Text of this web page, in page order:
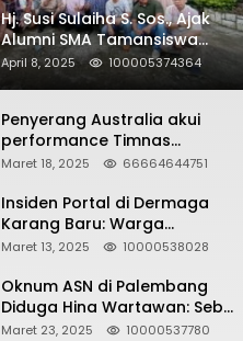
Hj. Susi Sulaiha S. Sos., Ajak
Alumni SMA Tamansiswa
Palembang Angkatan 91 Halal
Bihalal
April 8, 2025 100005374364
Penyerang Australia akui
performance Timnas
Indonesia
Maret 18, 2025 66664644751
Insiden Portal di Dermaga
Karang Baru: Warga
Klarifikasi dan Kritik
Akurat
Maret 13, 2025 10000538028
Oknum ASN di Palembang
Diduga Hina Wartawan: Sebut
Profesi Jurnalis Hanya
Maret 23, 2025 10000537780